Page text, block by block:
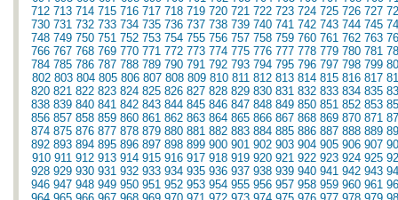
712 713 714 715 716 717 718 719 720 721 722 723 724 725 726 727
730 731 732 733 734 735 736 737 738 739 740 741 742 743 744 745
748 749 750 751 752 753 754 755 756 757 758 759 760 761 762 763
766 767 768 769 770 771 772 773 774 775 776 777 778 779 780 781
784 785 786 787 788 789 790 791 792 793 794 795 796 797 798 799
802 803 804 805 806 807 808 809 810 811 812 813 814 815 816 817
820 821 822 823 824 825 826 827 828 829 830 831 832 833 834 835
838 839 840 841 842 843 844 845 846 847 848 849 850 851 852 853
856 857 858 859 860 861 862 863 864 865 866 867 868 869 870 871
874 875 876 877 878 879 880 881 882 883 884 885 886 887 888 889
892 893 894 895 896 897 898 899 900 901 902 903 904 905 906 907
910 911 912 913 914 915 916 917 918 919 920 921 922 923 924 925
928 929 930 931 932 933 934 935 936 937 938 939 940 941 942 943
946 947 948 949 950 951 952 953 954 955 956 957 958 959 960 961